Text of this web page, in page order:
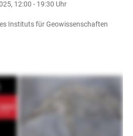
12:00 - 19:30 Uhr
Instituts für Geowissenschaften